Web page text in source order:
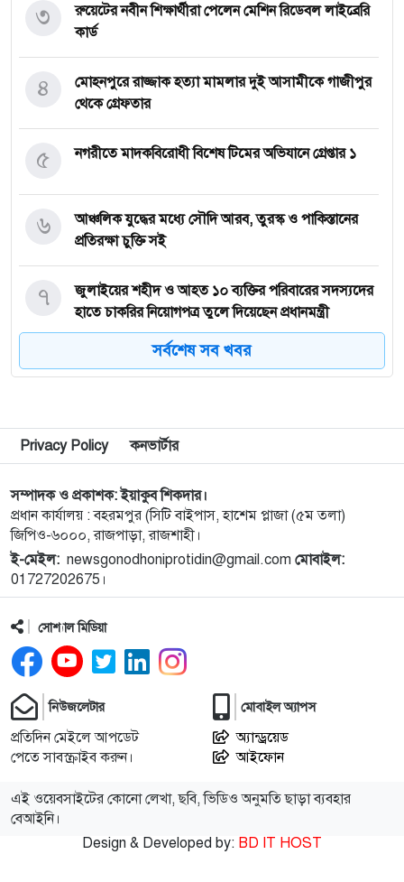
রুয়েটের নবীন শিক্ষার্থীরা পেলেন মেশিন রিডেবল লাইব্রেরি
কার্ড
৩
মোহনপুরে রাজ্জাক হত্যা মামলার দুই আসামীকে গাজীপুর
থেকে গ্রেফতার
৪
নগরীতে মাদকবিরোধী বিশেষ টিমের অভিযানে গ্রেপ্তার ১
৫
আঞ্চলিক যুদ্ধের মধ্যে সৌদি আরব, তুরস্ক ও পাকিস্তানের
প্রতিরক্ষা চুক্তি সই
৬
জুলাইয়ের শহীদ ও আহত ১০ ব্যক্তির পরিবারের সদস্যদের
হাতে চাকরির নিয়োগপত্র তুলে দিয়েছেন প্রধানমন্ত্রী
৭
জ্বালানি সংকট মোকাবিলায় সরকার সর্বোচ্চ চেষ্টা চালিয়ে
যাচ্ছে: প্রধানমন্ত্রী
৮
সীমান্তে বিজিবির অভিযানে বিপুল পরিমান ভারতীয়
মাদকদ্রব্য জব্দ
৯
নেপালের আকাশে ভয় পেলেন অপু বিশ্বাস!
১০
বগুড়া এরুলিয়া এলাকায় সড়ক দুর্ঘট্নায় সকালে ৭ জন,
১১
এসোসিয়েশনের নেতৃবৃন্দের সাক্ষাৎ
১২
নগরীর মসজিদ ও ঈদগাহ পরিদর্শনে রাসিক প্রশাসক
১৩
নওগাঁর মান্দায় ২৯৬ বোতল ফেন্সিডিলসহ ২ মাদক কারবারি
সর্বশেষ সব খবর
Privacy Policy কনভার্টার
সম্পাদক ও প্রকাশক: ইয়াকুব শিকদার।
প্রধান কার্যালয় : বহরমপুর (সিটি বাইপাস, হাশেম প্লাজা (৫ম তলা)
জিপিও-৬০০০, রাজপাড়া, রাজশাহী।
ই-মেইল: newsgonodhoniprotidin@gmail.com মোবাইল:
01727202675।
সোশ্যাল মিডিয়া
নিউজলেটার
প্রতিদিন মেইলে আপডেট
পেতে সাবস্ক্রাইব করুন।
মোবাইল অ্যাপস
অ্যান্ড্রয়েড
আইফোন
এই ওয়েবসাইটের কোনো লেখা, ছবি, ভিডিও অনুমতি ছাড়া ব্যবহার
বেআইনি।
Design & Developed by: BD IT HOST